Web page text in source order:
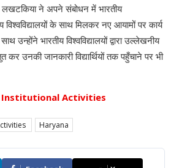
लखटकिया ने अपने संबोधन में भारतीय
विश्वविद्यालयों के साथ मिलकर नए आयामों पर कार्य
उन्होंने भारतीय विश्वविद्यालयों द्वारा उल्लेखनीय
कर उनकी जानकारी विद्यार्थियों तक पहुँचाने पर भी
Institutional Activities
Haryana